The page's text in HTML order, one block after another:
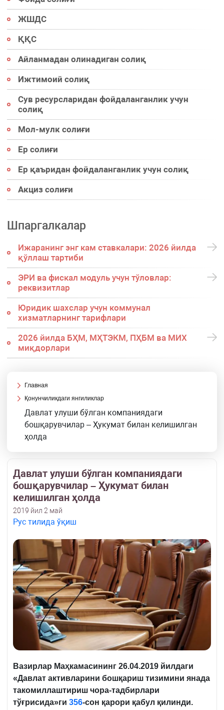
ЖШДС
ҚҚС
Айланмадан олинадиган солиқ
Ижтимоий солиқ
Сув ресурсларидан фойдаланганлик учун
солиқ
Мол-мулк солиғи
Ер солиғи
Ер қаъридан фойдаланганлик учун солиқ
Акциз солиғи
Шпаргалкалар
Ижаранинг энг кам ставкалари: 2026 йилда
қўллаш тартиби
ЭРИ ва фискал модуль учун тўловлар:
реквизитлар
Юридик шахслар учун коммунал
хизматларнинг тарифлари
2026 йилда БҲМ, МҲТЭКМ, ПҲБМ ва МИХ
миқдорлари
Главная
Қонунчиликдаги янгиликлар
Давлат улуши бўлган компаниядаги
бошқарувчилар – Ҳукумат билан келишилган
ҳолда
Давлат улуши бўлган компаниядаги
бошқарувчилар – Ҳукумат билан
келишилган ҳолда
2019 йил 2 май
Рус тилида ўқиш
Вазирлар Маҳкамасининг 26.04.2019 йилдаги
«Давлат активларини бошқариш тизимини янада
такомиллаштириш чора-тадбирлари
тўғрисида»ги 356-сон қарори қабул қилинди.